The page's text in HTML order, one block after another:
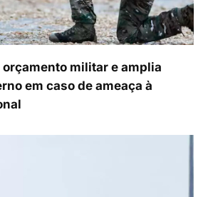
militar e amplia
em caso de ameaça à